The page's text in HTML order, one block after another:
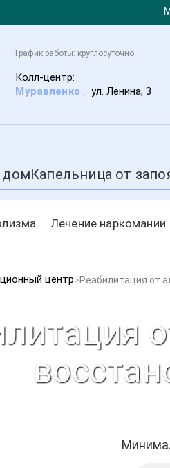
График работы: круглосуточно
Колл-центр:
Муравленко, ул. Ленина, 3
домКапельница от
Лечение наркомании
центр Реабилитация от